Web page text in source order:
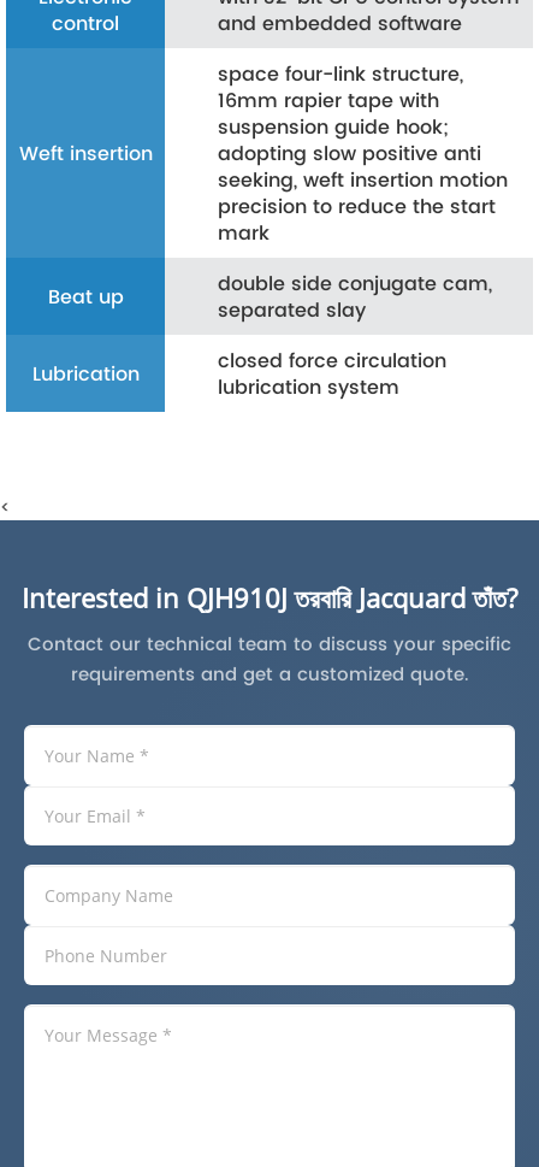
control
and embedded software
Weft insertion
space four-link structure,
16mm rapier tape with
suspension guide hook;
adopting slow positive anti
seeking, weft insertion motion
precision to reduce the start
mark
Beat up
double side conjugate cam,
separated slay
Lubrication
closed force circulation
lubrication system
<
Interested in QJH910J তরবারি Jacquard তাঁত?
Contact our technical team to discuss your specific
requirements and get a customized quote.